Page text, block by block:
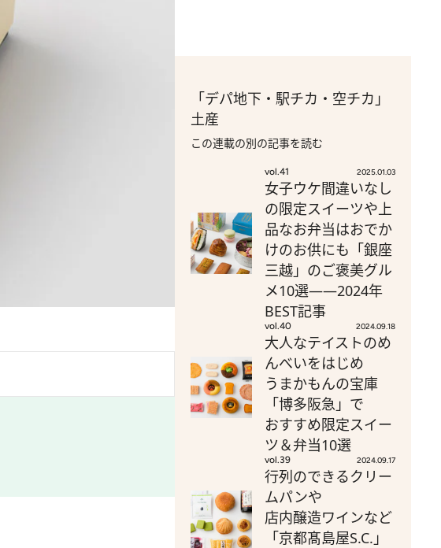
「デパ地下・駅チカ・空チカ」
土産
この連載の別の記事を読む
vol.41 2025.01.03
女子ウケ間違いなし
の限定スイーツや上
品なお弁当はおでか
けのお供にも「銀座
三越」のご褒美グル
メ10選――2024年
BEST記事
vol.40 2024.09.18
大人なテイストのめ
んべいをはじめ
うまかもんの宝庫
「博多阪急」で
おすすめ限定スイー
ツ＆弁当10選
vol.39 2024.09.17
行列のできるクリー
ムパンや
店内醸造ワインなど
「京都髙島屋S.C.」